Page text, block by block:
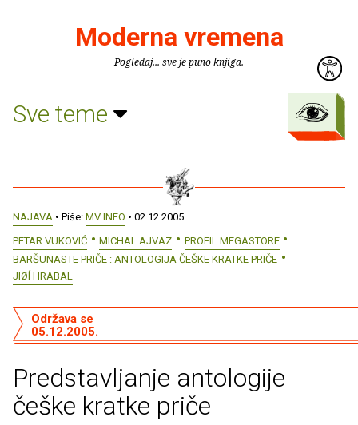
Moderna vremena
Pogledaj... sve je puno knjiga.
Sve teme
NAJAVA • Piše: MV INFO • 02.12.2005.
PETAR VUKOVIĆ
MICHAL AJVAZ
PROFIL MEGASTORE
BARŠUNASTE PRIČE : ANTOLOGIJA ČEŠKE KRATKE PRIČE
JIØÍ HRABAL
Predstavljanje antologije
češke kratke priče
Održava se
05.12.2005.